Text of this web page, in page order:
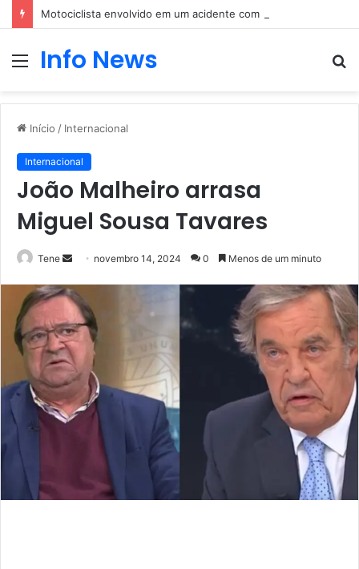
Motociclista envolvido em um acidente com um carro
Menu
Info News
Início / Internacional
Internacional
João Malheiro arrasa
Miguel Sousa Tavares
Tene
Mande
e-
mail
novembro 14, 2024 0 Menos de um minuto